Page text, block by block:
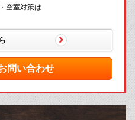
空室対策は
問い合わせ